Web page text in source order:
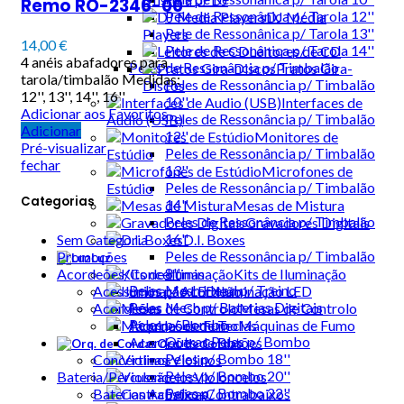
Pele de Ressonânica p/ Tarola 12''
Pele de Ressonânica p/ Tarola 13''
Pele de Ressonânica p/ Tarola 14''
Peles de Ressonância p/ Timbalão
Peles de Ressonância p/ Timbalão
10''
Peles de Ressonância p/ Timbalão
12''
Peles de Ressonância p/ Timbalão
13''
Peles de Ressonância p/ Timbalão
14''
Peles de Ressonância p/ Timbalão
16''
Peles de Ressonância p/ Timbalão
8''
Peles Mesh Head p/ Treino
Peles Mesh p/ Baterias Digitais
Peles p/ Bombo
Outras Peles p/ Bombo
Peles p/ Bombo 18''
Peles p/ Bombo 20''
Peles p/ Bombo 22''
DJ Media
Players
Leitores de CD
Pratos Gira-
Discos
Interfaces de
Audio (USB)
Monitores de
Estúdio
Microfones de
Estúdio
Mesas de Mistura
Gravadores Digitais
D.I. Boxes
Luz
Kits de Iluminação
Iluminação LED
Mesas de Controlo
Máquinas de Fumo
Orq. de Cordas
Violinos
Violoncelos
Contrabaixos
fechar
Categorias
Sem Categoria
Promoções
Acordeões/Concertinas
Acessórios p/ Acordeão
Acordeões
Acordeões de Teclas
Acordeões de Botões
Concertinas
Bateria/Percussão
Baterias Acústicas
Remo RO-2346-00
14,00€
4 anéis abafadores para
tarola/timbalão Medidas:
12'', 13'', 14'', 16''
Adicionar aos Favoritos
Adicionar
Pré-visualizar